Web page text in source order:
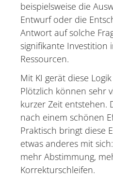
beispielsweise die
Entwurf oder die
Antwort auf solche
signifikante Investition
Ressourcen.
Mit KI gerät diese
Plötzlich können sehr
kurzer Zeit entstehen.
nach einem schönen
Praktisch bringt diese
etwas anderes mit
mehr Abstimmung,
Korrekturschleifen.